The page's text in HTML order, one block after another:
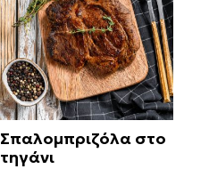
Σπαλομπριζόλα στο
τηγάνι